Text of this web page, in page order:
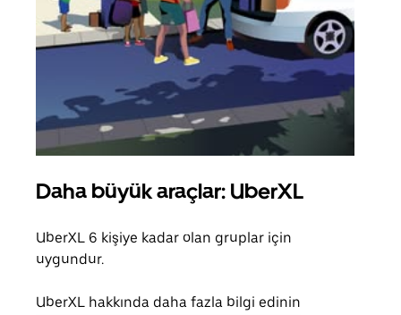
Daha büyük araçlar: UberXL
UberXL 6 kişiye kadar olan gruplar için
uygundur.
UberXL hakkında daha fazla bilgi edinin